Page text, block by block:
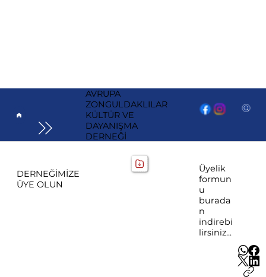
AVRUPA
ZONGULDAKLILAR
KÜLTÜR VE
DAYANIŞMA
DERNEĞİ
DERNEĞİMİZE
ÜYE OLUN
Üyelik
formun
u
burada
n
indirebi
lirsiniz...